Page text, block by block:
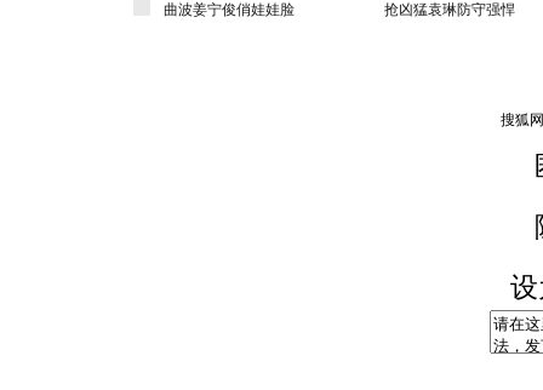
曲波姜宁俊俏娃娃脸
抢凶猛袁琳防守强悍